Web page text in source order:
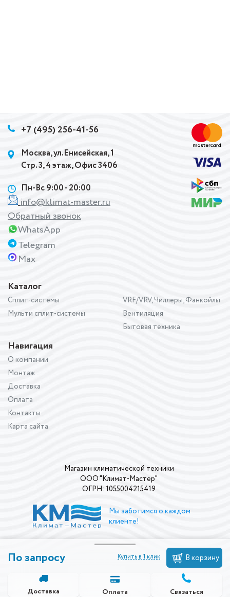
По запросу Купить в 1 клик В корзину
Доставка Оплата Связаться
Каталог
Сплит-системы
Мульти сплит-системы
VRF/VRV, Чиллеры, Фанкойлы
Вентиляция
Бытовая техника
Навигация
О компании
Монтаж
Доставка
Оплата
Контакты
Карта сайта
+7 (495) 256-41-56
Москва, ул.Енисейская, 1
Стр. 3, 4 этаж, Офис 3406
Пн-Вс 9:00 - 20:00
info@klimat-master.ru
Обратный звонок
WhatsApp
Telegram
Max
Магазин климатической техники
ООО "Климат-Мастер"
ОГРН: 1055004215419
Мы заботимся о каждом
клиенте!